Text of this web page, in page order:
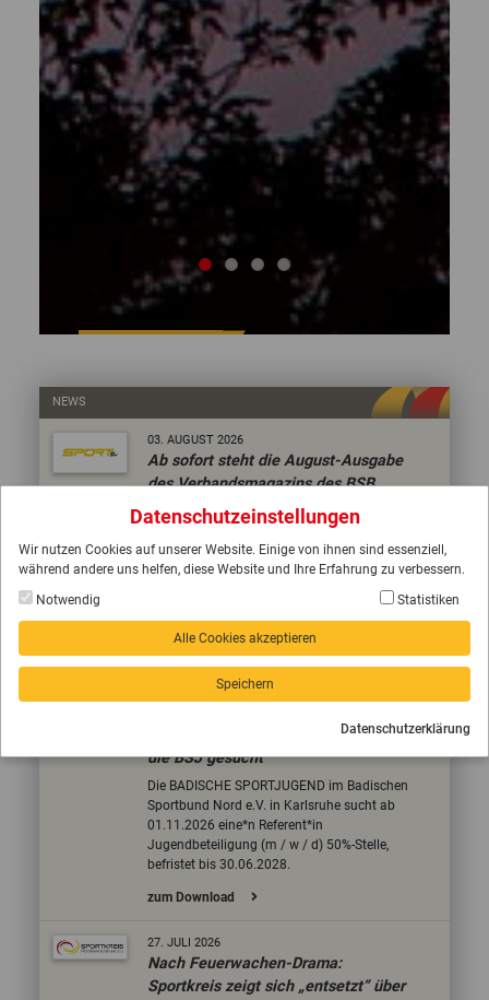
Datenschutzeinstellungen
Wir nutzen Cookies auf unserer Website. Einige von ihnen sind essenziell,
während andere uns helfen, diese Website und Ihre Erfahrung zu verbessern.
Notwendig
Statistiken
Alle Cookies akzeptieren
Speichern
Datenschutzerklärung
Vorläufige Baufreigabe aufgrund der
Unwetterschäden vom 16.07.2026
Weiterlesen
NEWS
03. AUGUST2026
Ab sofort steht die August-Ausgabe
des Verbandsmagazins des BSB
Nord als digitales E-Paper zur
Verfügung.
Ab sofort steht die neue Ausgabe des
Verbandsmagazins des BSB Nord als
digitales E-Paper zur Verfügung. Lesen Sie
Erstellt von Tim Geißler
Referent*in Jugendbeteiligung für
die BSJ gesucht
Die BADISCHE SPORTJUGEND im Badischen
Sportbund Nord e.V. in Karlsruhe sucht ab
01.11.2026 eine*n Referent*in
Jugendbeteiligung (m / w / d) 50%-Stelle,
befristet bis 30.06.2028.
zum Download
27. JULI 2026
Nach Feuerwachen-Drama:
Sportkreis zeigt sich „entsetzt“ über